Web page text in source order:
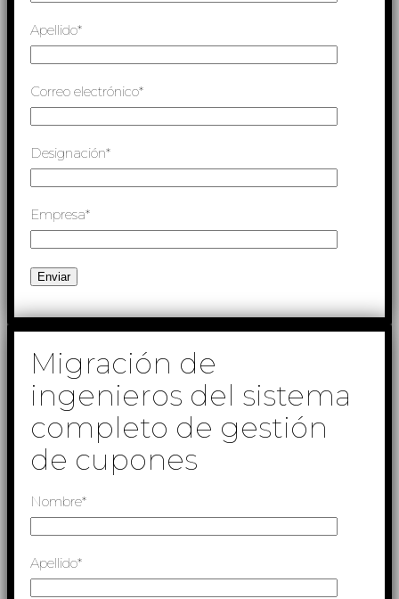
Apellido*
Correo electrónico*
Designación*
Empresa*
Migración de
ingenieros del sistema
completo de gestión
de cupones
Nombre*
Apellido*